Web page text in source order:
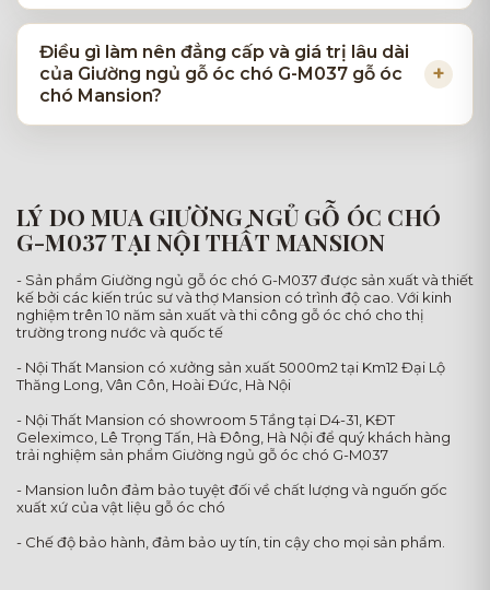
Điều gì làm nên đẳng cấp và giá trị lâu dài
của Giường ngủ gỗ óc chó G-M037 gỗ óc
chó Mansion?
LÝ DO MUA GIƯỜNG NGỦ GỖ ÓC CHÓ
G-M037 TẠI NỘI THẤT MANSION
- Sản phẩm Giường ngủ gỗ óc chó G-M037 được sản xuất và thiết
kế bởi các kiến trúc sư và thợ Mansion có trình độ cao. Với kinh
nghiệm trên 10 năm sản xuất và thi công gỗ óc chó cho thị
trường trong nước và quốc tế
- Nội Thất Mansion có xưởng sản xuất 5000m2 tại Km12 Đại Lộ
Thăng Long, Vân Côn, Hoài Đức, Hà Nội
- Nội Thất Mansion có showroom 5 Tầng tại D4-31, KĐT
Geleximco, Lê Trọng Tấn, Hà Đông, Hà Nội để quý khách hàng
trải nghiệm sản phẩm Giường ngủ gỗ óc chó G-M037
- Mansion luôn đảm bảo tuyệt đối về chất lượng và nguốn gốc
xuất xứ của vật liệu gỗ óc chó
- Chế độ bảo hành, đảm bảo uy tín, tin cậy cho mọi sản phẩm.